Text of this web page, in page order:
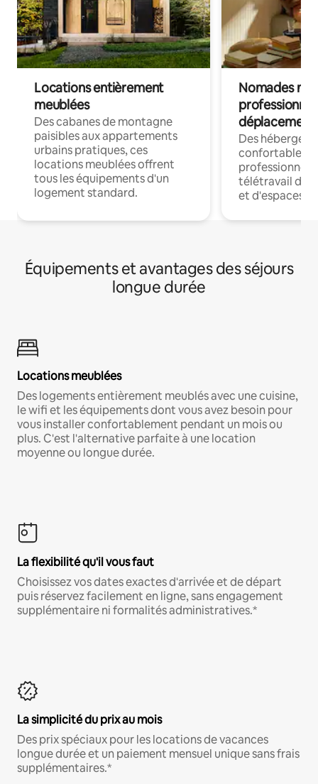
Locations entièrement
meublées
Des cabanes de montagne
paisibles aux appartements
urbains pratiques, ces
locations meublées offrent
tous les équipements d'un
logement standard.
Nomades
déplacement
Des
confortables
professionnels
télétravail
et d'espaces
Équipements et avantages des séjours
longue durée
Locations meublées
Des logements entièrement meublés avec une cuisine,
le wifi et les équipements dont vous avez besoin pour
vous installer confortablement pendant un mois ou
plus. C'est l'alternative parfaite à une location
moyenne ou longue durée.
La flexibilité qu'il vous faut
Choisissez vos dates exactes d'arrivée et de départ
puis réservez facilement en ligne, sans engagement
supplémentaire ni formalités administratives.*
La simplicité du prix au mois
Des prix spéciaux pour les locations de vacances
longue durée et un paiement mensuel unique sans frais
supplémentaires.*